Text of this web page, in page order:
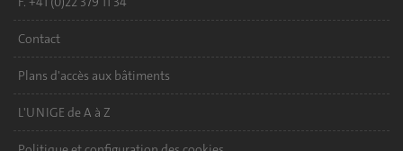
Contact
Plans d'accès aux bâtiments
L'UNIGE de A à Z